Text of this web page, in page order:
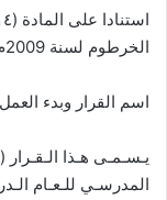
الخرطوم لسنة 2009م أصـدرالآتي نصه :
اسم القرار وبدء